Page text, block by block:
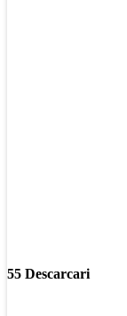
55 Descarcari